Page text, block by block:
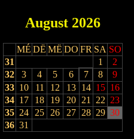
August 2026
MÉ DË MË DO FR SA SO
31
1
2
32
3 4 5 6 7 8
9
33 10 11 12 13 14 15 16
34 17 18 19 20 21 22 23
35 24 25 26 27 28 29 30
36 31